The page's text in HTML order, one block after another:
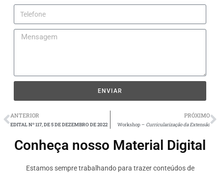
ENVIAR
ANTERIOR
EDITAL Nº 117, DE 5 DE DEZEMBRO DE 2022
PRÓXIMO
Workshop – Curricularização da Extensão
Conheça nosso Material Digital
Estamos sempre trabalhando para trazer conteúdos de